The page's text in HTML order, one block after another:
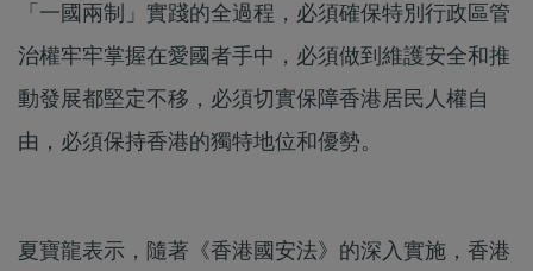
「一國兩制」實踐的全過程，必須確保特別行政區管
治權牢牢掌握在愛國者手中，必須做到維護安全和推
動發展都堅定不移，必須切實保障香港居民人權自
由，必須保持香港的獨特地位和優勢。
夏寶龍表示，隨著《香港國安法》的深入實施，香港